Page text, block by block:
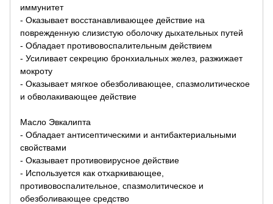
иммунитет
- Оказывает восстанавливающее действие на
поврежденную слизистую оболочку дыхательных путей
- Обладает противовоспалительным действием
- Усиливает секрецию бронхиальных желез, разжижает
мокроту
- Оказывает мягкое обезболивающее, спазмолитическое
и обволакивающее действие
Масло Эвкалипта
- Обладает антисептическими и антибактериальными
свойствами
- Оказывает противовирусное действие
- Используется как отхаркивающее,
противовоспалительное, спазмолитическое и
обезболивающее средство